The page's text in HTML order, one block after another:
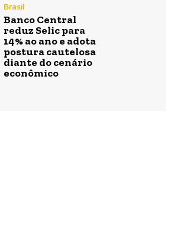
Brasil
Banco Central
reduz Selic para
14% ao ano e adota
postura cautelosa
diante do cenário
econômico